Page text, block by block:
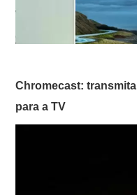
Chromecast:
para a TV